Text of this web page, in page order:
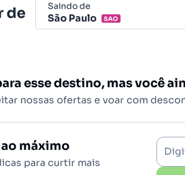
de Saindo de
São Paulo SAO
Rio de Janeiro - Todos (RIO)
Salvador - Todos (SSA)
esse destino, mas você
nossas ofertas e voar com
máximo
para curtir mais